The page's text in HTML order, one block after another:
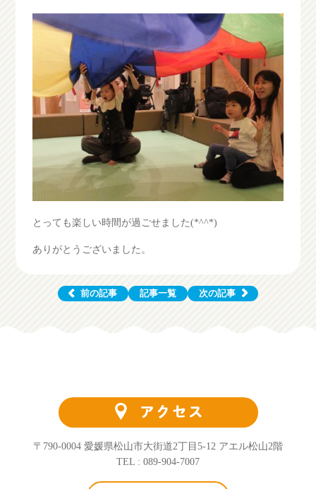
とっても楽しい時間が過ごせました(*^^*)
ありがとうございました。
前の記事 記事一覧 次の記事
〒790-0004 愛媛県松山市大街道2丁目5-12 アエル松山2階
TEL : 089-904-7007